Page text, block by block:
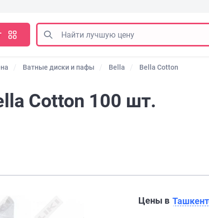
Ватные диски и пафы Bella Bella Cotton
Cotton 100 шт.
Цены в